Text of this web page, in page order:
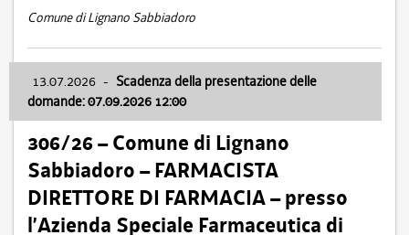
Comune di Lignano Sabbiadoro
13.07.2026 - Scadenza della presentazione delle
domande: 07.09.2026 12:00
306/26 – Comune di Lignano
Sabbiadoro – FARMACISTA
DIRETTORE DI FARMACIA – presso
l’Azienda Speciale Farmaceutica di